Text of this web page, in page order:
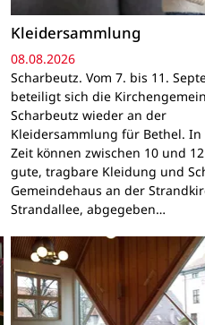
Kleidersammlung
08.08.2026
Scharbeutz. Vom 7. bis 11.
beteiligt sich die
Scharbeutz wieder an der
Kleidersammlung für Bethel. In
Zeit können zwischen 10 und
gute, tragbare Kleidung und
Gemeindehaus an der
Strandallee, abgegeben…